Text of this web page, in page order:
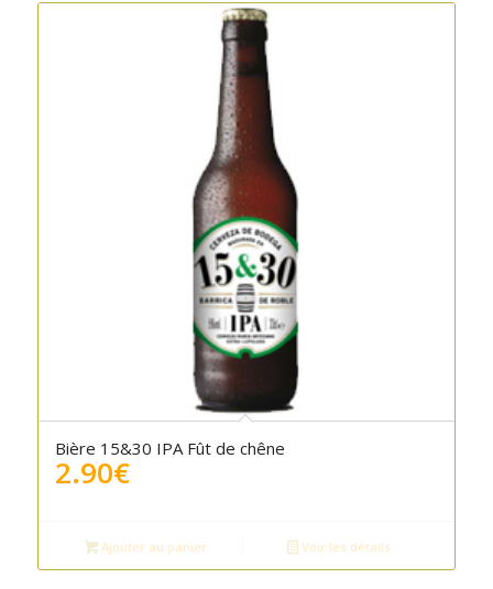
Bière 15&30 IPA Fût de chêne
2.90€
Ajouter au panier Voir les détails